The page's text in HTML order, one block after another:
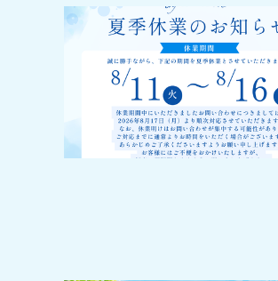
2026-07-31
夏季休業のお知らせ